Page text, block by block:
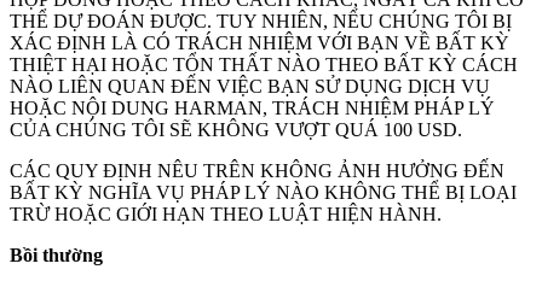
THỂ DỰ ĐOÁN ĐƯỢC. TUY NHIÊN, NẾU CHÚNG TÔI BỊ
XÁC ĐỊNH LÀ CÓ TRÁCH NHIỆM VỚI BẠN VỀ BẤT KỲ
THIỆT HẠI HOẶC TỔN THẤT NÀO THEO BẤT KỲ CÁCH
NÀO LIÊN QUAN ĐẾN VIỆC BẠN SỬ DỤNG DỊCH VỤ
HOẶC NỘI DUNG HARMAN, TRÁCH NHIỆM PHÁP LÝ
CỦA CHÚNG TÔI SẼ KHÔNG VƯỢT QUÁ 100 USD.
CÁC QUY ĐỊNH NÊU TRÊN KHÔNG ẢNH HƯỞNG ĐẾN
BẤT KỲ NGHĨA VỤ PHÁP LÝ NÀO KHÔNG THỂ BỊ LOẠI
TRỪ HOẶC GIỚI HẠN THEO LUẬT HIỆN HÀNH.
Bồi thường